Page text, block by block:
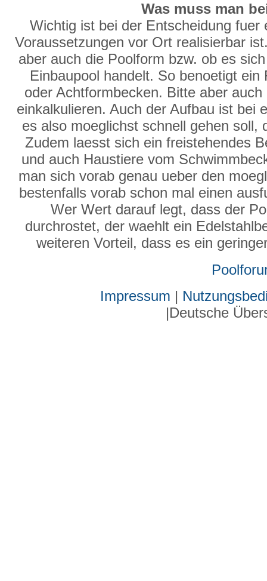
Was muss man
Wichtig ist bei der Entscheidung
Voraussetzungen vor Ort realisierbar
aber auch die Poolform bzw. ob es
Einbaupool handelt. So benoetigt
oder Achtformbecken. Bitte aber
einkalkulieren. Auch der Aufbau ist bei
es also moeglichst schnell gehen soll,
Zudem laesst sich ein freistehendes
und auch Haustiere vom
man sich vorab genau ueber den
bestenfalls vorab schon mal einen
Wer Wert darauf legt, dass der
durchrostet, der waehlt ein
weiteren Vorteil, dass es ein
Impressum |
|Deutsche